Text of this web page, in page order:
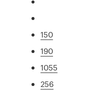
150
190
1055
256